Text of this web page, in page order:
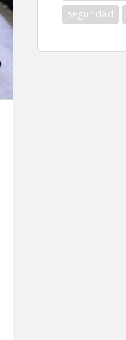
seguridad